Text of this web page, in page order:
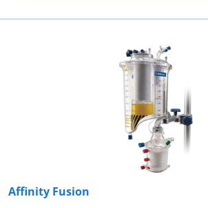
Affinity Fusion